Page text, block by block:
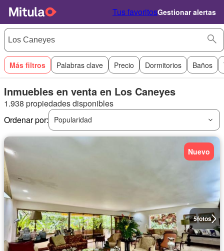
Tus favoritosGestionar alertas
Más filtros Palabras clave Precio Dormitorios Baños
Inmuebles en venta en Los Caneyes
1.938 propiedades disponibles
Ordenar por:
Popularidad
5fotos
Nuevo